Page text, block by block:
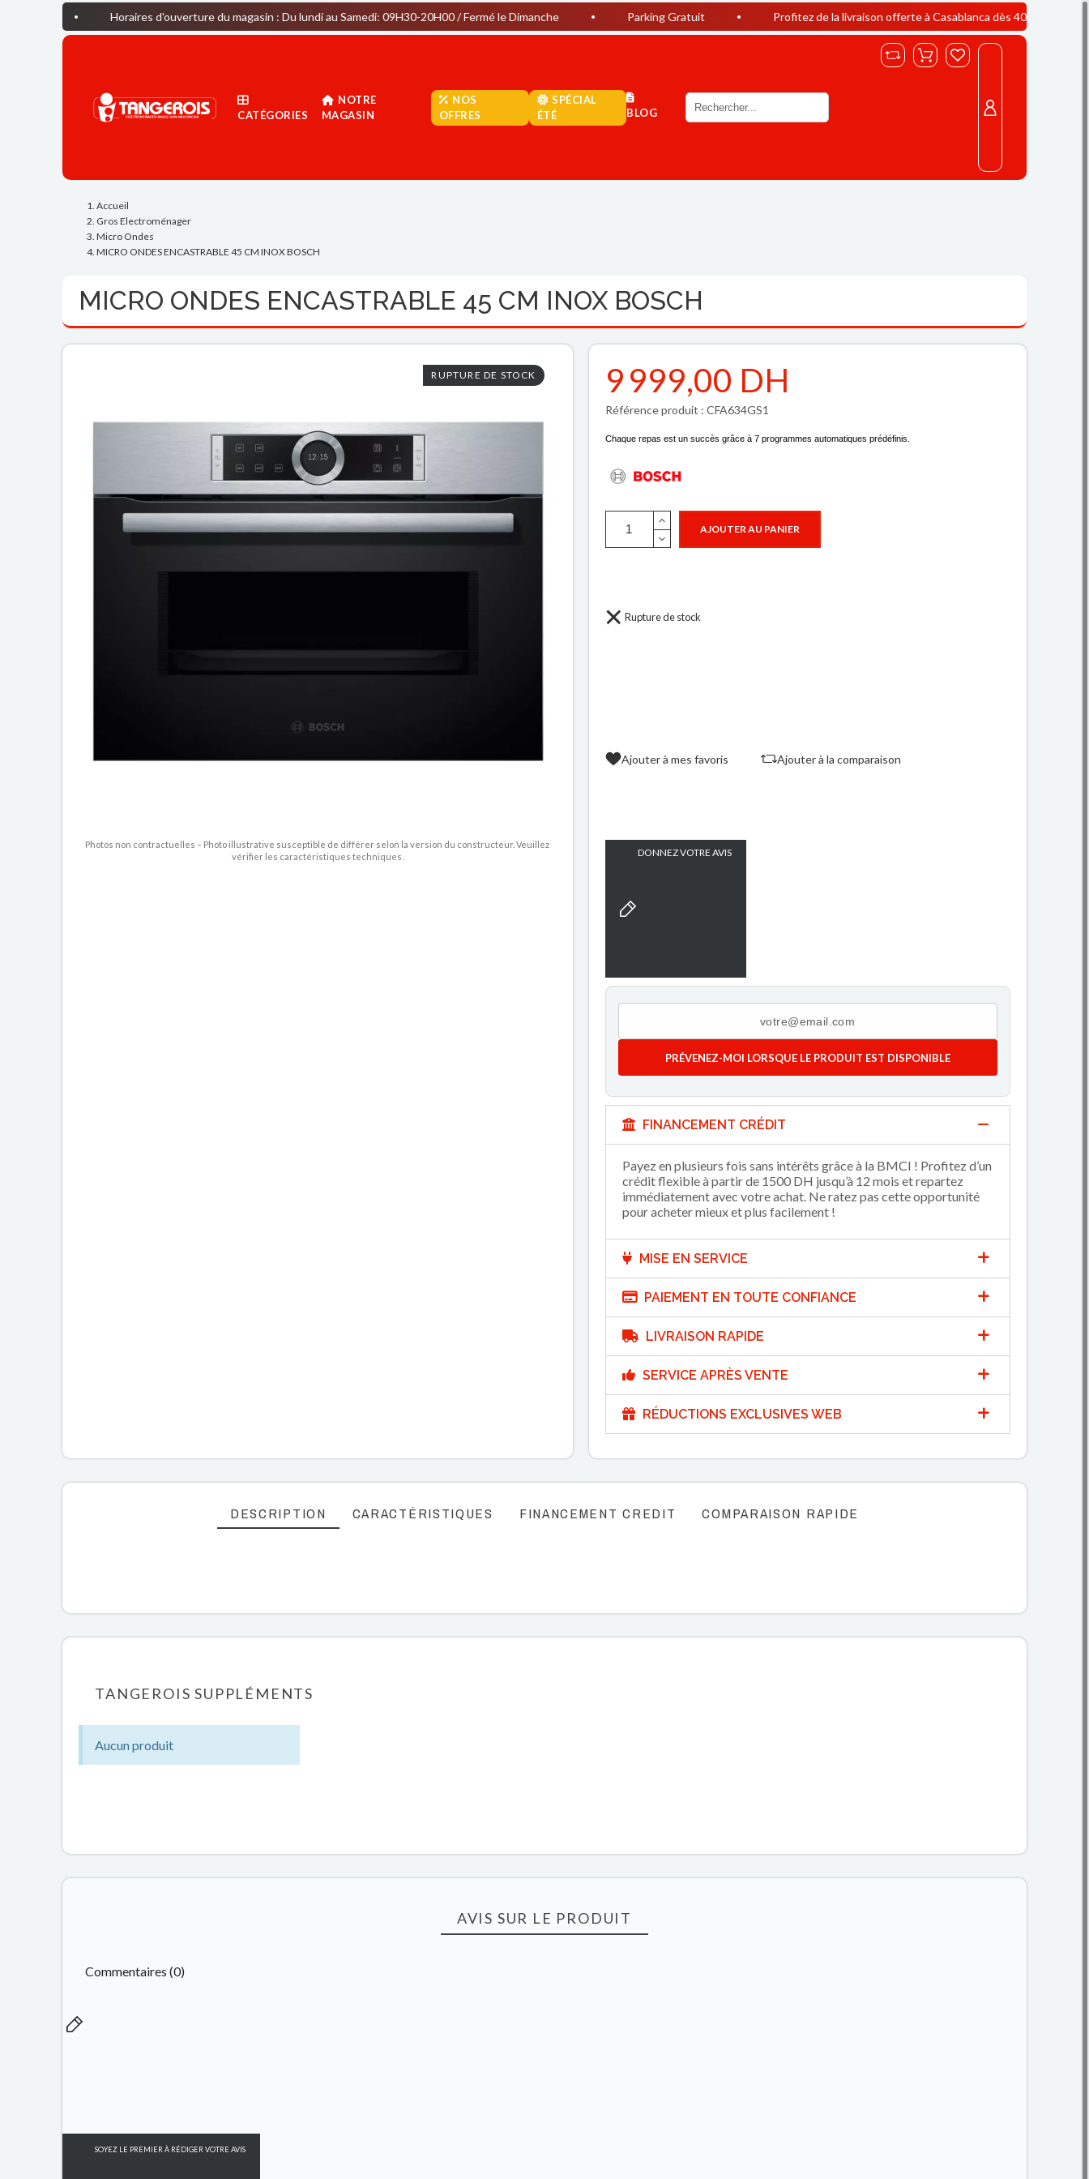
Horaires d'ouverture du magasin : Du lundi au Samedi: 09H30-20H00 / Fermé le Dimanche Parking Gratuit Profitez de la livraison offerte à Casablanca dès 400 DH d’achat !
CATÉGORIES
NOTRE
MAGASIN
NOS
OFFRES
SPÉCIAL
ÉTÉ
BLOG
Accueil
Gros Electroménager
Micro Ondes
MICRO ONDES ENCASTRABLE 45 CM INOX BOSCH
MICRO ONDES ENCASTRABLE 45 CM INOX BOSCH
RUPTURE DE STOCK
Photos non contractuelles – Photo illustrative susceptible de différer selon la version du constructeur. Veuillez
vérifier les caractéristiques techniques.
9 999,00 DH
Référence produit : CFA634GS1
Chaque repas est un succès grâce à 7 programmes automatiques prédéfinis.
AJOUTER AU PANIER
Rupture de stock
Ajouter à mes favoris Ajouter à la comparaison
DONNEZ VOTRE AVIS
PRÉVENEZ-MOI LORSQUE LE PRODUIT EST DISPONIBLE
FINANCEMENT CRÉDIT
Payez en plusieurs fois sans intérêts grâce à la BMCI ! Profitez d’un
crédit flexible à partir de 1500 DH jusqu’à 12 mois et repartez
immédiatement avec votre achat. Ne ratez pas cette opportunité
pour acheter mieux et plus facilement !
MISE EN SERVICE
PAIEMENT EN TOUTE CONFIANCE
LIVRAISON RAPIDE
SERVICE APRÈS VENTE
RÉDUCTIONS EXCLUSIVES WEB
DESCRIPTION CARACTÉRISTIQUES FINANCEMENT CREDIT COMPARAISON RAPIDE
TANGEROIS SUPPLÉMENTS
Aucun produit
AVIS SUR LE PRODUIT
Commentaires (0)
SOYEZ LE PREMIER À RÉDIGER VOTRE AVIS